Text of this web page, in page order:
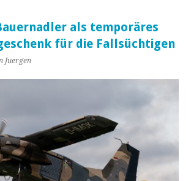
als temporäres
für die Fallsüchtigen
Juergen